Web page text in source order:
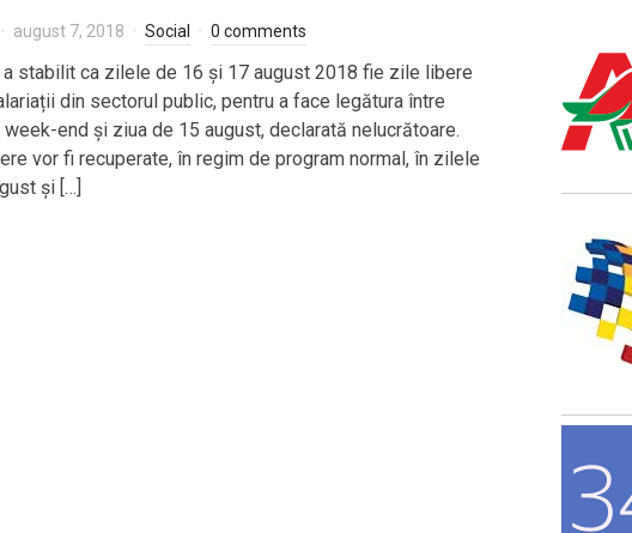
august 7, 2018 Social 0 comments
a stabilit ca zilele de 16 și 17 august 2018 fie zile libere
din sectorul public, pentru a face legătura între
end și ziua de 15 august, declarată nelucrătoare.
vor fi recuperate, în regim de program normal, în zilele
și […]